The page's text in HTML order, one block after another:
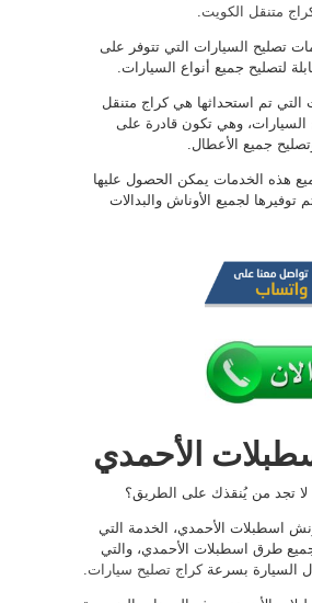
متنقل الكويت
تصليح السيارات التي تتوفر على
لتصليح جميع أنواع السيارات.
التي تم استحداثها هي كراج متنقل
وهي تكون قادرة على
جميع الأعطال.
هذه الخدمات يمكن الحصول عليها
توفيرها لجميع الأوناش والبدالات
الأحمدي
تجد من يُنقذك على الطريق؟
اسطبلات الأحمدي، الخدمة التي
طرق اسطبلات الأحمدي، والتي
السيارة بسرعةكراج تصليح سيارات